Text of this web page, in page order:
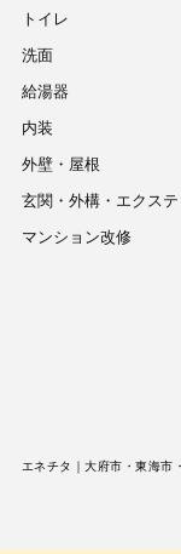
トイレ
洗面
給湯器
内装
外壁・屋根
玄関・外構・エクス
マンション改修
エネチタ｜大府市・東海市